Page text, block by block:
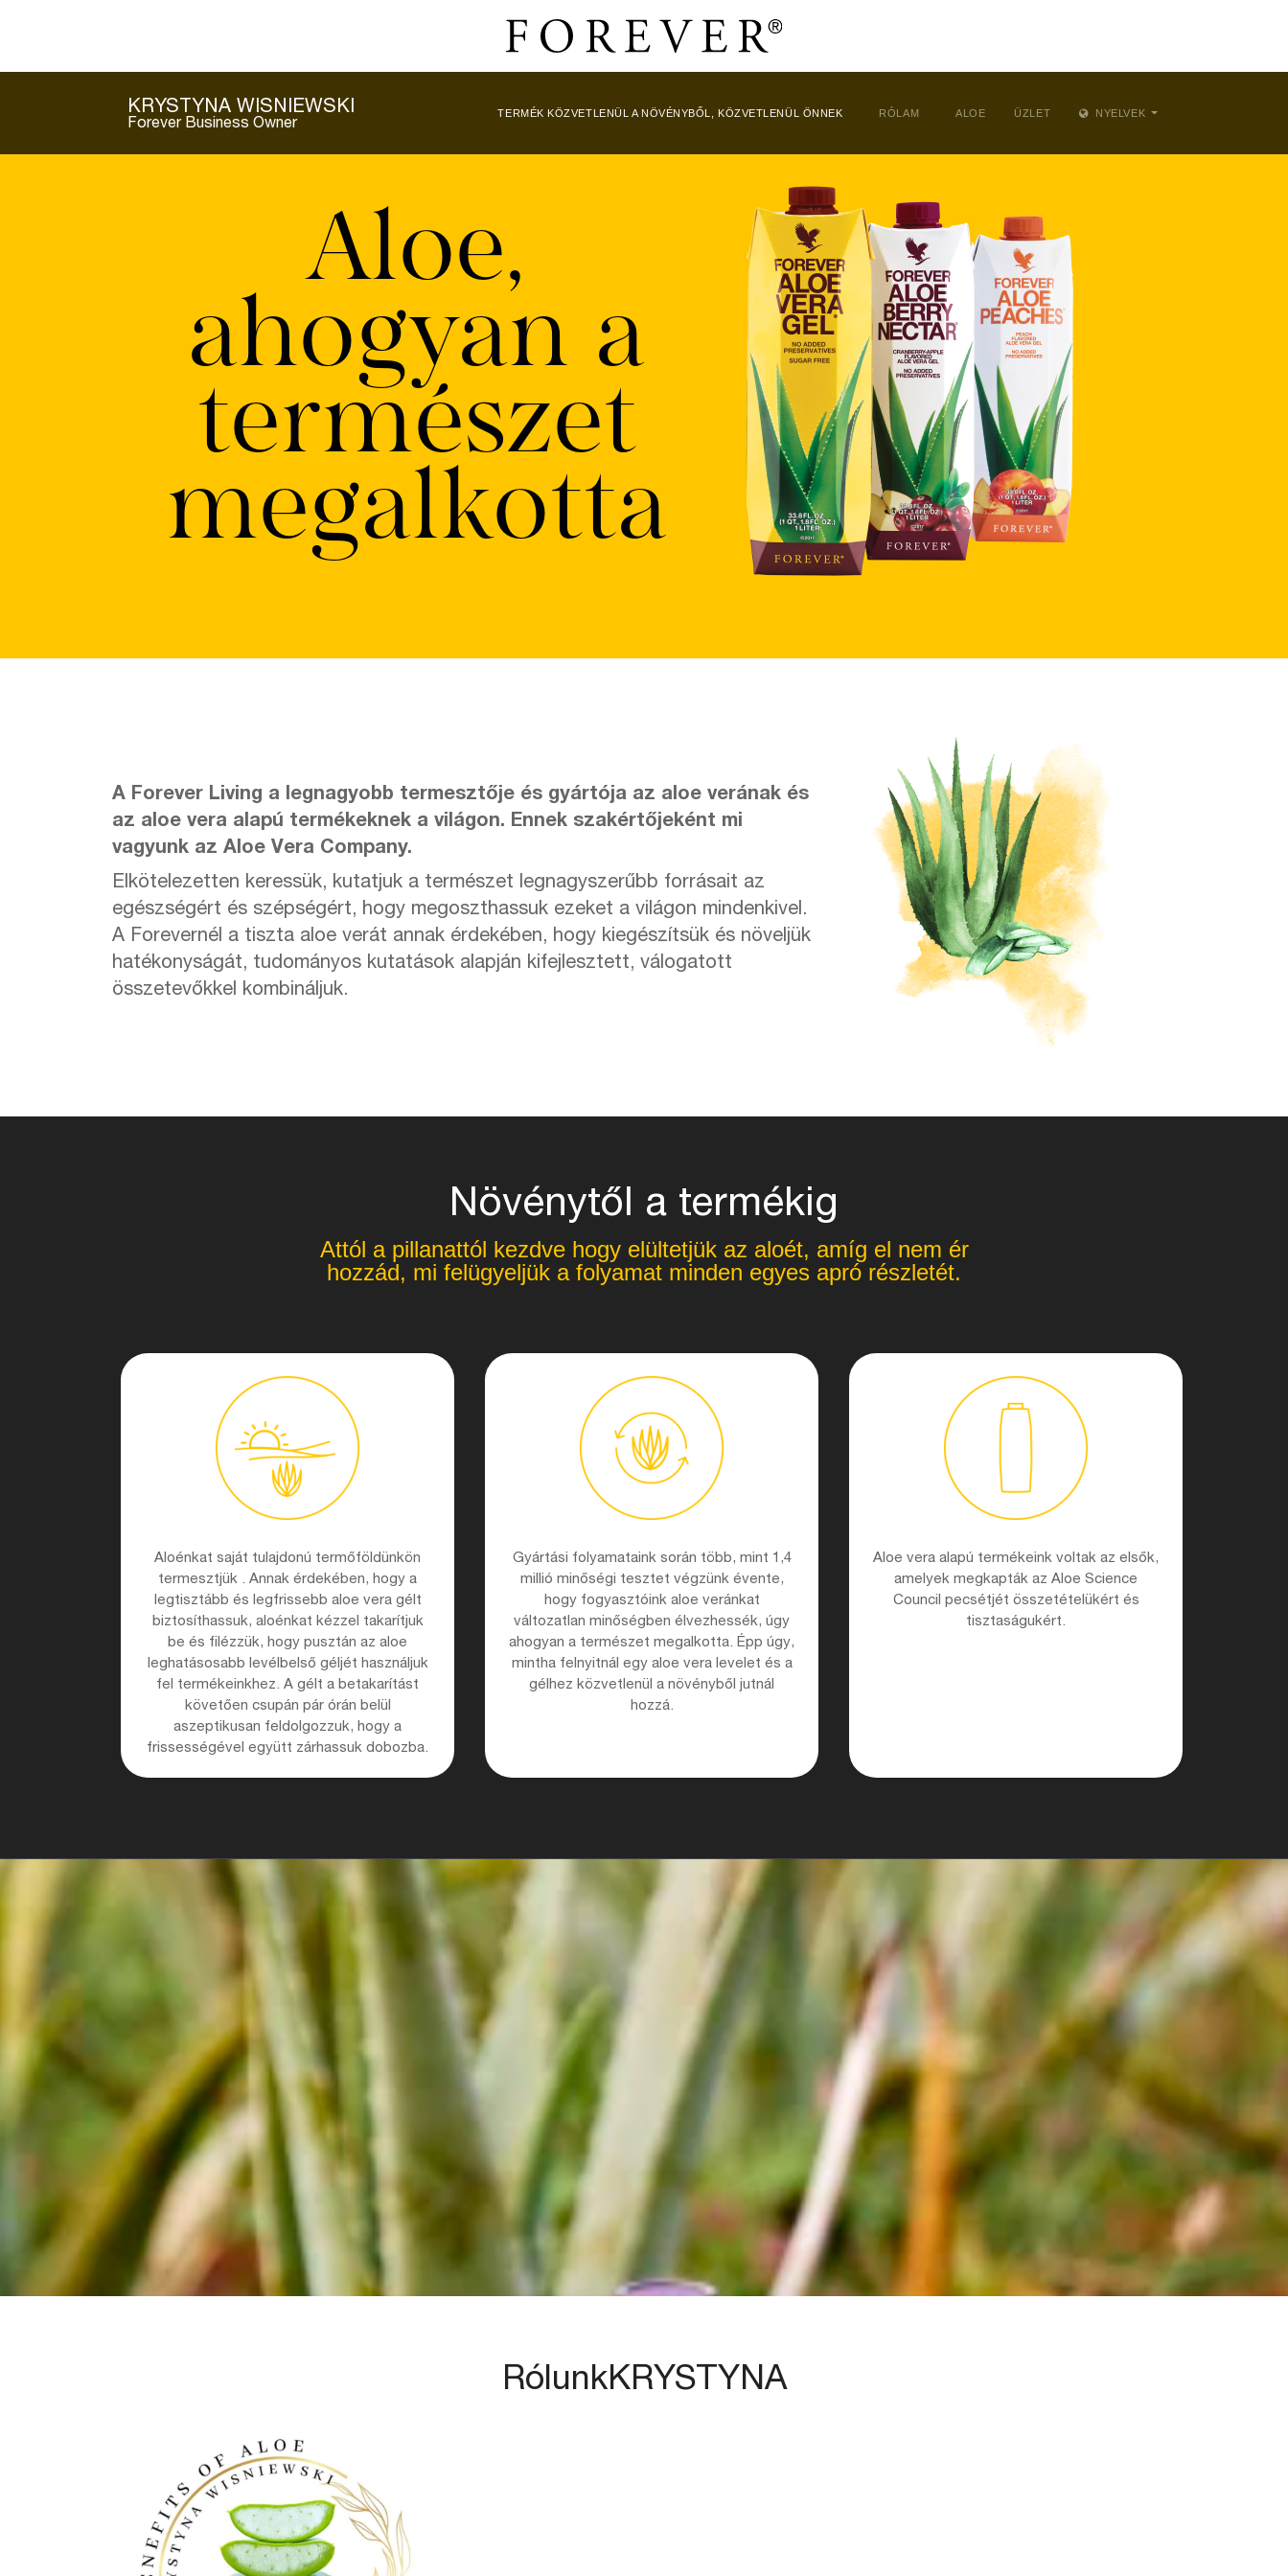
KRYSTYNA WISNIEWSKI
Forever Business Owner TERMÉK KÖZVETLENÜL A NÖVÉNYBŐL, KÖZVETLENÜL ÖNNEK RÓLAM ALOE ÜZLET NYELVEK
Aloe,
ahogyan a
természet
megalkotta
A Forever Living a legnagyobb termesztője és gyártója az aloe verának és
az aloe vera alapú termékeknek a világon. Ennek szakértőjeként mi
vagyunk az Aloe Vera Company.
Elkötelezetten keressük, kutatjuk a természet legnagyszerűbb forrásait az
egészségért és szépségért, hogy megoszthassuk ezeket a világon mindenkivel.
A Forevernél a tiszta aloe verát annak érdekében, hogy kiegészítsük és növeljük
hatékonyságát, tudományos kutatások alapján kifejlesztett, válogatott
összetevőkkel kombináljuk.
Növénytől a termékig
Attól a pillanattól kezdve hogy elültetjük az aloét, amíg el nem ér
hozzád, mi felügyeljük a folyamat minden egyes apró részletét.
Aloénkat saját tulajdonú termőföldünkön
termesztjük . Annak érdekében, hogy a
legtisztább és legfrissebb aloe vera gélt
biztosíthassuk, aloénkat kézzel takarítjuk
be és filézzük, hogy pusztán az aloe
leghatásosabb levélbelső géljét használjuk
fel termékeinkhez. A gélt a betakarítást
követően csupán pár órán belül
aszeptikusan feldolgozzuk, hogy a
frissességével együtt zárhassuk dobozba.
Gyártási folyamataink során több, mint 1,4
millió minőségi tesztet végzünk évente,
hogy fogyasztóink aloe veránkat
változatlan minőségben élvezhessék, úgy
ahogyan a természet megalkotta. Épp úgy,
mintha felnyitnál egy aloe vera levelet és a
gélhez közvetlenül a növényből jutnál
hozzá.
Aloe vera alapú termékeink voltak az elsők,
amelyek megkapták az Aloe Science
Council pecsétjét összetételükért és
tisztaságukért.
RólunkKRYSTYNA